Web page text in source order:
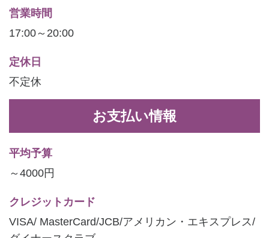
営業時間
17:00～20:00
定休日
不定休
お支払い情報
平均予算
～4000円
クレジットカード
VISA/ MasterCard/JCB/アメリカン・エキスプレス/